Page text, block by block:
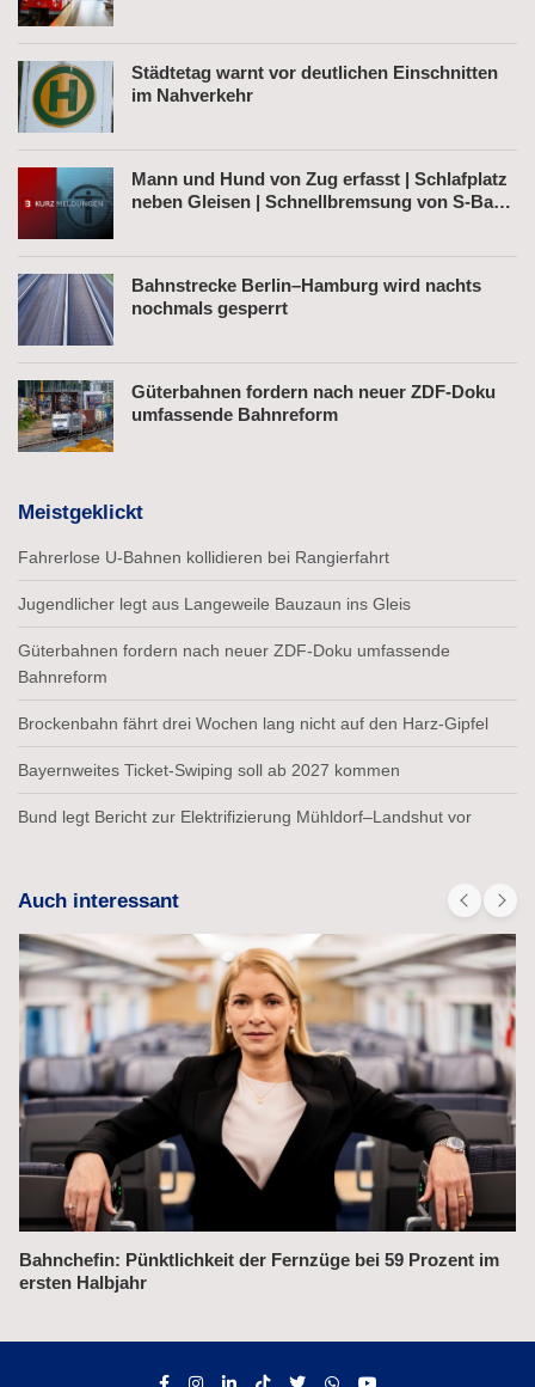
Städtetag warnt vor deutlichen Einschnitten
im Nahverkehr
Mann und Hund von Zug erfasst | Schlafplatz
neben Gleisen | Schnellbremsung von S-Bahn
Bahnstrecke Berlin–Hamburg wird nachts
nochmals gesperrt
Güterbahnen fordern nach neuer ZDF-Doku
umfassende Bahnreform
Meistgeklickt
Fahrerlose U-Bahnen kollidieren bei Rangierfahrt
Jugendlicher legt aus Langeweile Bauzaun ins Gleis
Güterbahnen fordern nach neuer ZDF-Doku umfassende
Bahnreform
Brockenbahn fährt drei Wochen lang nicht auf den Harz-Gipfel
Bayernweites Ticket-Swiping soll ab 2027 kommen
Bund legt Bericht zur Elektrifizierung Mühldorf–Landshut vor
Auch interessant
Pünktlichkeit der Fernzüge bei 59 Prozent im
Halbjahr